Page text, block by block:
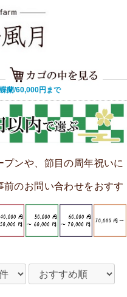
蘭/60,000円まで
ンや、節目の周年祝いに
のお問い合わせをおすす